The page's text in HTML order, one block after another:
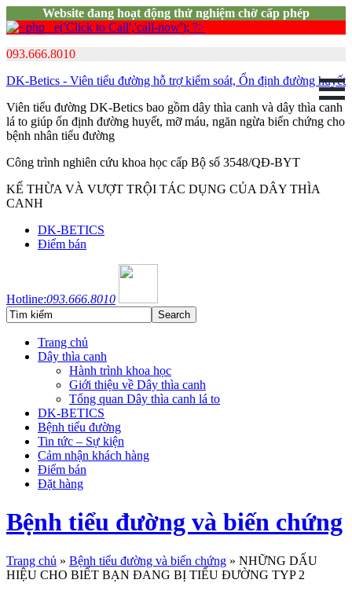
Website đang hoạt động thử nghiệm chờ cấp phép
093.666.8010
DK-Betics - Viên tiểu đường hỗ trợ kiểm soát, Ổn định đường huyết
Viên tiểu đường DK-Betics bao gồm dây thìa canh và dây thìa canh
lá to giúp ổn định đường huyết, mỡ máu, ngăn ngừa biến chứng cho
bệnh nhân tiểu đường
Công trình nghiên cứu khoa học cấp Bộ số 3548/QĐ-BYT
KẾ THỪA VÀ VƯỢT TRỘI TÁC DỤNG CỦA DÂY THÌA
CANH
DK-BETICS
Điểm bán
Hotline:093.666.8010
Trang chủ
Dây thìa canh
Hành trình khoa học
Giới thiệu về Dây thìa canh
Tổng quan Dây thìa canh lá to
DK-BETICS
Bệnh tiểu đường
Tin tức – Sự kiện
Cảm nhận khách hàng
Điểm bán
Đặt hàng
Bệnh tiểu đường và biến chứng
Trang chủ » Bệnh tiểu đường và biến chứng » NHỮNG DẤU
HIỆU CHO BIẾT BẠN ĐANG BỊ TIỂU ĐƯỜNG TYP 2